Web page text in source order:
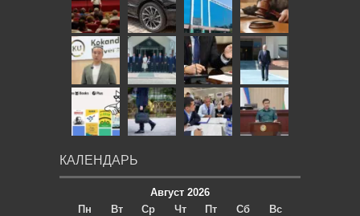
КАЛЕНДАРЬ
Август 2026
Пн
Вт Ср Чт Пт Сб
Вс